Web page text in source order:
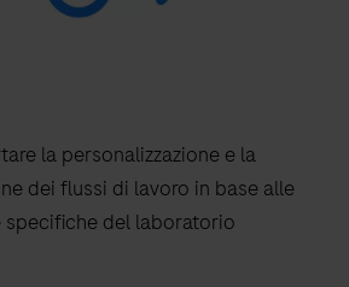
la personalizzazione e la
dei flussi di lavoro in base alle
specifiche del laboratorio